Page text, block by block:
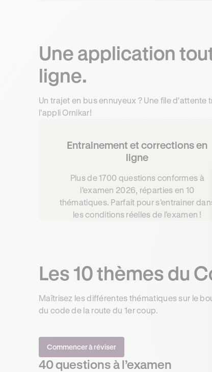
Une application
ligne.
Un trajet en bus ennuyeux ? Une file d'attente
l’appli Ornikar!
Entrainement et corrections en
ligne
Plus de 1700 questions conformes à
l’examen 2026, réparties en 10
thématiques. Parfait pour s’entrainer
les conditions réelles de l’examen !
Les 10 thèmes du
Maîtrisez les différentes thématiques sur le
du code de la route du 1er coup.
Commencer à réviser
40 questions à l’examen